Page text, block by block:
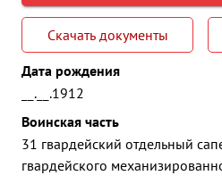
Скачать документы
Дата рождения
__.__.1912
Воинская часть
31 гвардейский отдельный
гвардейского